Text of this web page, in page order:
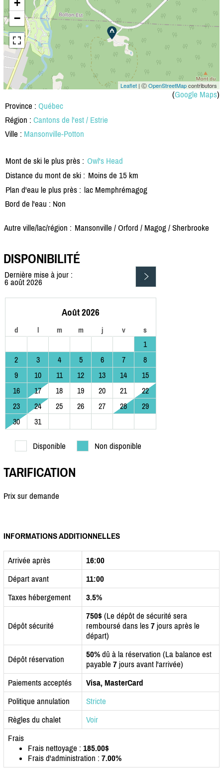
+
−
Leaflet | ⒸOpenStreetMapcontributors
(Google Maps)
Province : Québec
Région : Cantons de l'est / Estrie
Ville : Mansonville-Potton
Mont de ski le plus près : Owl's Head
Distance du mont de ski : Moins de 15 km
Plan d'eau le plus près : lac Memphrémagog
Bord de l'eau : Non
Autre ville/lac/région : Mansonville / Orford / Magog / Sherbrooke
DISPONIBILITÉ
Dernière mise à jour :
6 août 2026
Août 2026
d l m m j v s
1
2
3 4 5 6 7
8
9
10 11 12 13 14
15
16
17 18 19 20 21
22
23
24 25 26 27 28
29
30
31
Disponible Non disponible
TARIFICATION
Prix sur demande
INFORMATIONS ADDITIONNELLES
Arrivée après
16:00
Départ avant
11:00
Taxes hébergement
3.5%
Dépôt sécurité
750$ (Le dépôt de sécurité sera
remboursé dans les 7 jours après le
départ)
Dépôt réservation 50% dû à la réservation (La balance est
payable 7 jours avant l'arrivée)
Paiements acceptés
Visa, MasterCard
Politique annulation
Stricte
Règles du chalet
Voir
Frais
Frais nettoyage : 185.00$
Frais d'administration : 7.00%